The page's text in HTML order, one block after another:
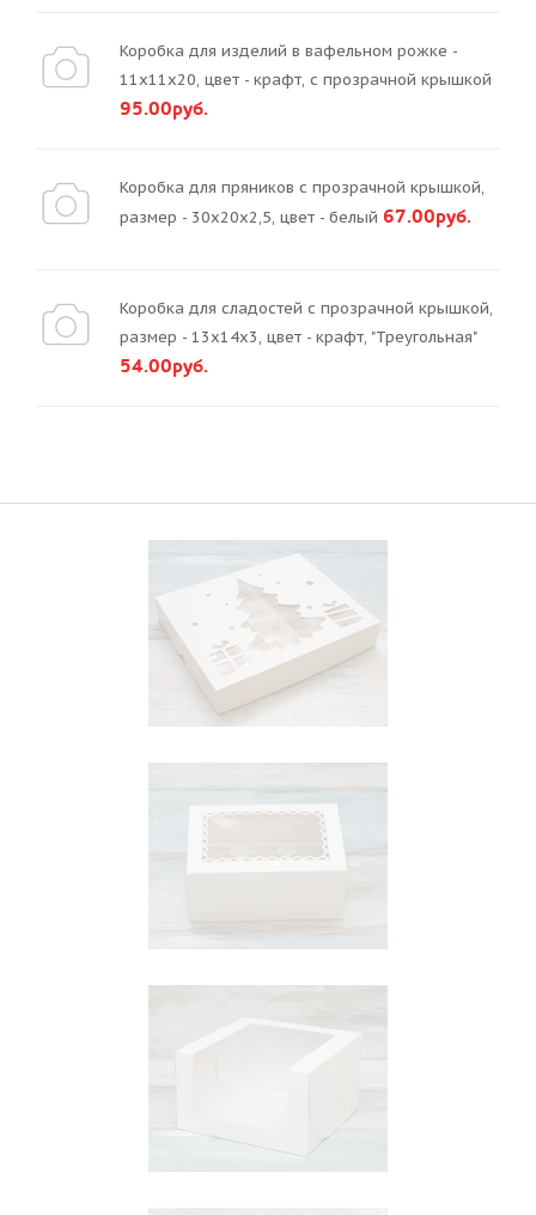
Коробка для изделий в вафельном рожке -
11х11х20, цвет - крафт, с прозрачной крышкой
95.00руб.
Коробка для пряников с прозрачной крышкой,
размер - 30х20х2,5, цвет - белый 67.00руб.
Коробка для сладостей с прозрачной крышкой,
размер - 13х14х3, цвет - крафт, "Треугольная"
54.00руб.